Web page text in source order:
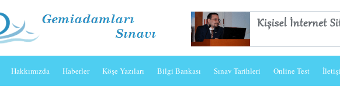
Hakkımızda Haberler Köşe Yazıları Bilgi Bankası Sınav Tarihleri Online Test